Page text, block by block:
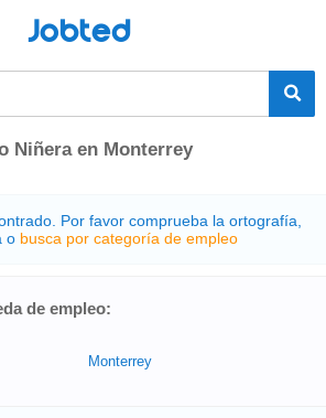
Jobted
Niñera en Monterrey
Por favor comprueba la ortografía,
o busca por categoría de empleo
de empleo:
Monterrey